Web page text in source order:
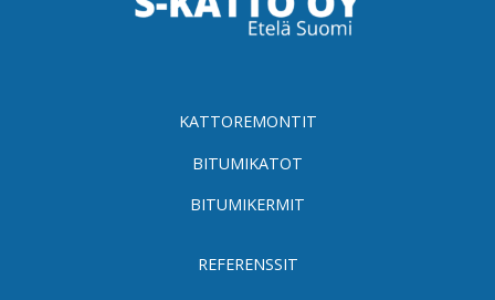
KATTOREMONTIT
BITUMIKATOT
BITUMIKERMIT
REFERENSSIT